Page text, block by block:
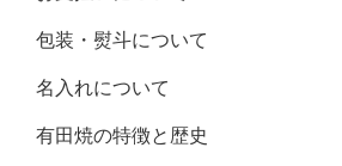
包装・熨斗について
名入れについて
有田焼の特徴と歴史